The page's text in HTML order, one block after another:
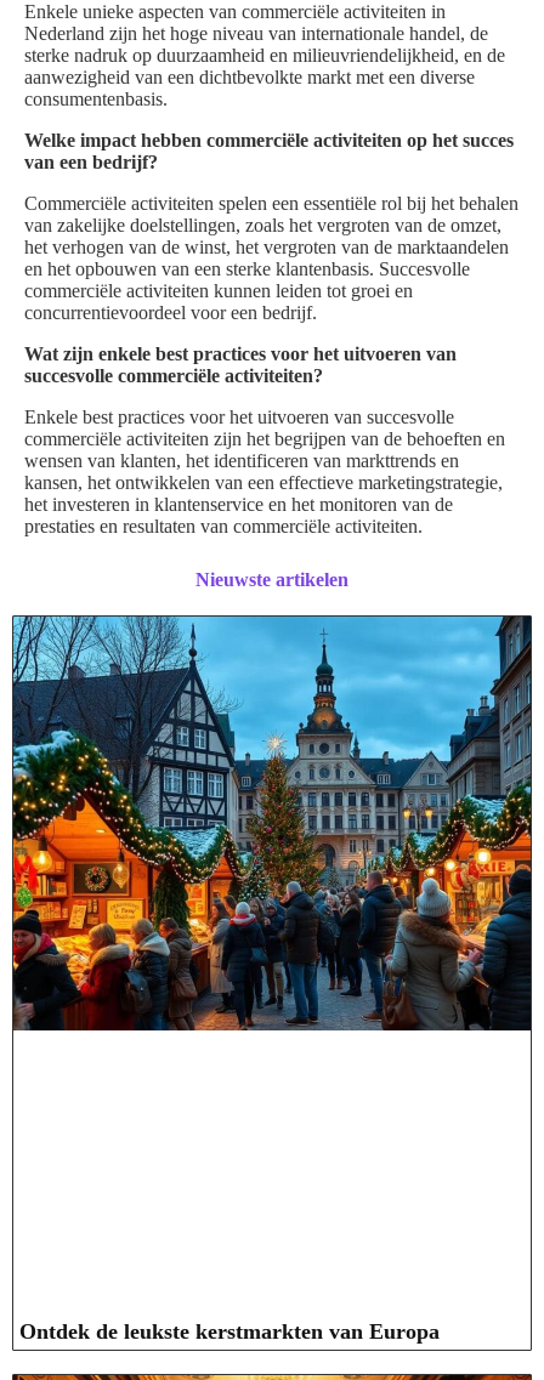
Enkele unieke aspecten van commerciële activiteiten in
Nederland zijn het hoge niveau van internationale handel, de
sterke nadruk op duurzaamheid en milieuvriendelijkheid, en de
aanwezigheid van een dichtbevolkte markt met een diverse
consumentenbasis.
Welke impact hebben commerciële activiteiten op het succes
van een bedrijf?
Commerciële activiteiten spelen een essentiële rol bij het behalen
van zakelijke doelstellingen, zoals het vergroten van de omzet,
het verhogen van de winst, het vergroten van de marktaandelen
en het opbouwen van een sterke klantenbasis. Succesvolle
commerciële activiteiten kunnen leiden tot groei en
concurrentievoordeel voor een bedrijf.
Wat zijn enkele best practices voor het uitvoeren van
succesvolle commerciële activiteiten?
Enkele best practices voor het uitvoeren van succesvolle
commerciële activiteiten zijn het begrijpen van de behoeften en
wensen van klanten, het identificeren van markttrends en
kansen, het ontwikkelen van een effectieve marketingstrategie,
het investeren in klantenservice en het monitoren van de
prestaties en resultaten van commerciële activiteiten.
Nieuwste artikelen
Ontdek de leukste kerstmarkten van Europa